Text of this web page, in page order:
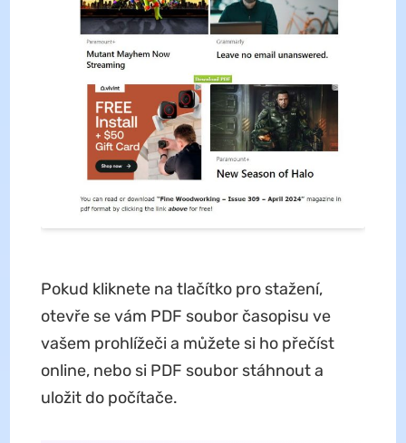
Pokud kliknete na tlačítko pro stažení,
otevře se vám PDF soubor časopisu ve
vašem prohlížeči a můžete si ho přečíst
online, nebo si PDF soubor stáhnout a
uložit do počítače.